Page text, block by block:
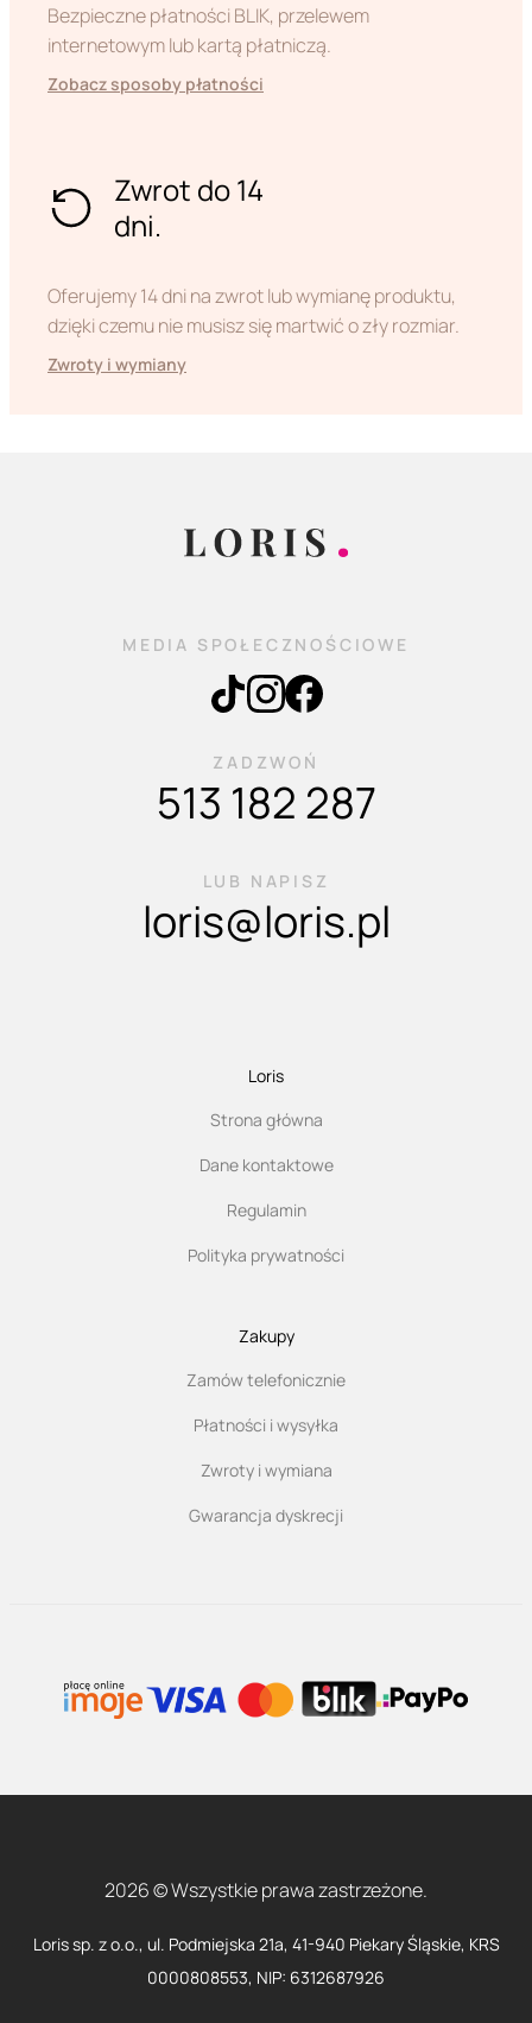
Bezpieczne płatności BLIK, przelewem
internetowym lub kartą płatniczą.
Zobacz sposoby płatności
Zwrot do 14
dni.
Oferujemy 14 dni na zwrot lub wymianę produktu,
dzięki czemu nie musisz się martwić o zły rozmiar.
Zwroty i wymiany
MEDIA SPOŁECZNOŚCIOWE
ZADZWOŃ
513 182 287
LUB NAPISZ
loris@loris.pl
Loris
Strona główna
Dane kontaktowe
Regulamin
Polityka prywatności
Zakupy
Zamów telefonicznie
Płatności i wysyłka
Zwroty i wymiana
Gwarancja dyskrecji
2026 © Wszystkie prawa zastrzeżone.
Loris sp. z o.o., ul. Podmiejska 21a, 41-940 Piekary Śląskie, KRS
0000808553, NIP: 6312687926